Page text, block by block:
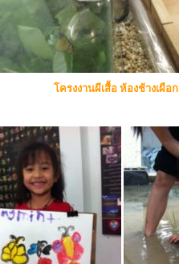
โครงงานผีเสื้อ ห้องช้างเผือก